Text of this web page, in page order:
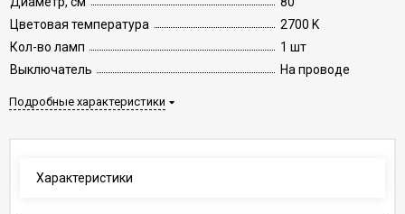
Цветовая температура
2700 K
Кол-во ламп
1 шт
Выключатель
На проводе
Подробные характеристики
Характеристики